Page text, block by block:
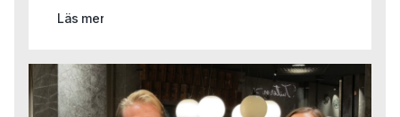
dedikerat affärsområde och två erfarna rekryterare på
Läs mer